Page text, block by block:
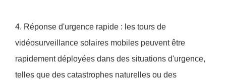
4. Réponse d'urgence rapide : les tours de
vidéosurveillance solaires mobiles peuvent être
rapidement déployées dans des situations d'urgence,
telles que des catastrophes naturelles ou des